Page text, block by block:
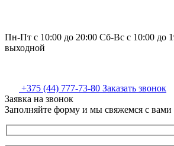
Пн-Пт с 10:00 до 20:00 Сб-Вс с 10:00 до
выходной
+375 (44) 777-73-80 Заказать звонок
Заявка на звонок
Заполняйте форму и мы свяжемся с